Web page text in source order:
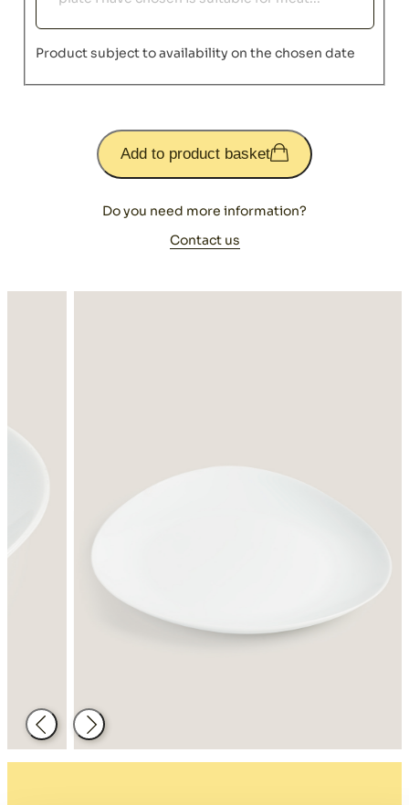
Product subject to availability on the chosen date
Add to product basket
Do you need more information?
Contact us
Back Next